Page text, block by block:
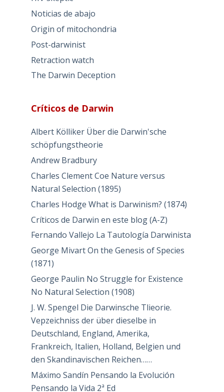
Noticias de abajo
Origin of mitochondria
Post-darwinist
Retraction watch
The Darwin Deception
Críticos de Darwin
Albert Kölliker Über die Darwin'sche
schöpfungstheorie
Andrew Bradbury
Charles Clement Coe Nature versus
Natural Selection (1895)
Charles Hodge What is Darwinism? (1874)
Críticos de Darwin en este blog (A-Z)
Fernando Vallejo La Tautología Darwinista
George Mivart On the Genesis of Species
(1871)
George Paulin No Struggle for Existence
No Natural Selection (1908)
J. W. Spengel Die Darwinsche Tlieorie.
Vepzeichniss der über dieselbe in
Deutschland, England, Amerika,
Frankreich, Italien, Holland, Belgien und
den Skandinavischen Reichen……
Máximo Sandín Pensando la Evolución
Pensando la Vida 2ª Ed